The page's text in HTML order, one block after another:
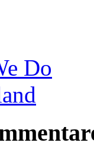
Do